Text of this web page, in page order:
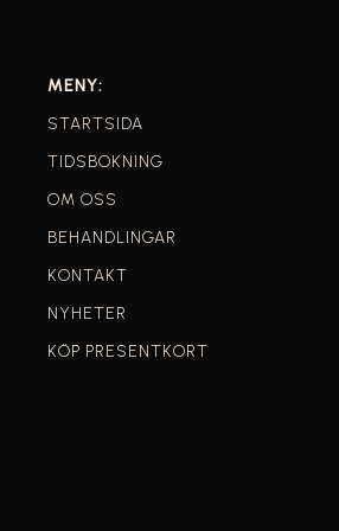
MENY:
STARTSIDA
TIDSBOKNING
OM OSS
BEHANDLINGAR
KONTAKT
NYHETER
KÖP PRESENTKORT